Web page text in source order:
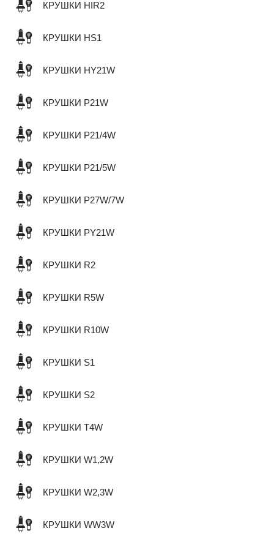
КРУШКИ HIR2
КРУШКИ HS1
КРУШКИ HY21W
КРУШКИ P21W
КРУШКИ P21/4W
КРУШКИ P21/5W
КРУШКИ P27W/7W
КРУШКИ PY21W
КРУШКИ R2
КРУШКИ R5W
КРУШКИ R10W
КРУШКИ S1
КРУШКИ S2
КРУШКИ T4W
КРУШКИ W1,2W
КРУШКИ W2,3W
КРУШКИ WW3W